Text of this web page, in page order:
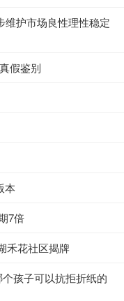
维护市场良性理性稳定
假鉴别
本
7倍
禾花社区揭牌
孩子可以抗拒折纸的